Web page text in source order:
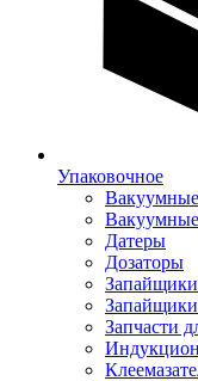
Упаковочное
Датеры
Дозаторы
Запайщики
Запайщики
Запчасти